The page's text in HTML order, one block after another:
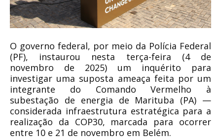
O governo federal, por meio da Polícia Federal
(PF), instaurou nesta terça-feira (4 de
novembro de 2025) um inquérito para
investigar uma suposta ameaça feita por um
integrante do Comando Vermelho à
subestação de energia de Marituba (PA) —
considerada infraestrutura estratégica para a
realização da COP30, marcada para ocorrer
entre 10 e 21 de novembro em Belém.